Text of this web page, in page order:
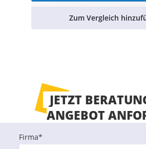
Zum Vergleich
JETZT
ANGEBOT
Firma*